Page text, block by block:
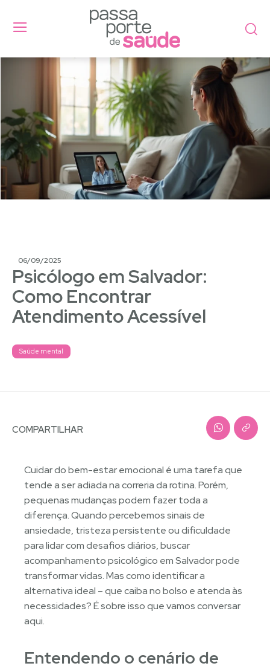
06/09/2025
Psicólogo em Salvador:
Como Encontrar
Atendimento Acessível
Saúde mental
COMPARTILHAR
Cuidar do bem-estar emocional é uma tarefa que
tende a ser adiada na correria da rotina. Porém,
pequenas mudanças podem fazer toda a
diferença. Quando percebemos sinais de
ansiedade, tristeza persistente ou dificuldade
para lidar com desafios diários, buscar
acompanhamento psicológico em Salvador pode
transformar vidas. Mas como identificar a
alternativa ideal – que caiba no bolso e atenda às
necessidades? É sobre isso que vamos conversar
aqui.
Entendendo o cenário de